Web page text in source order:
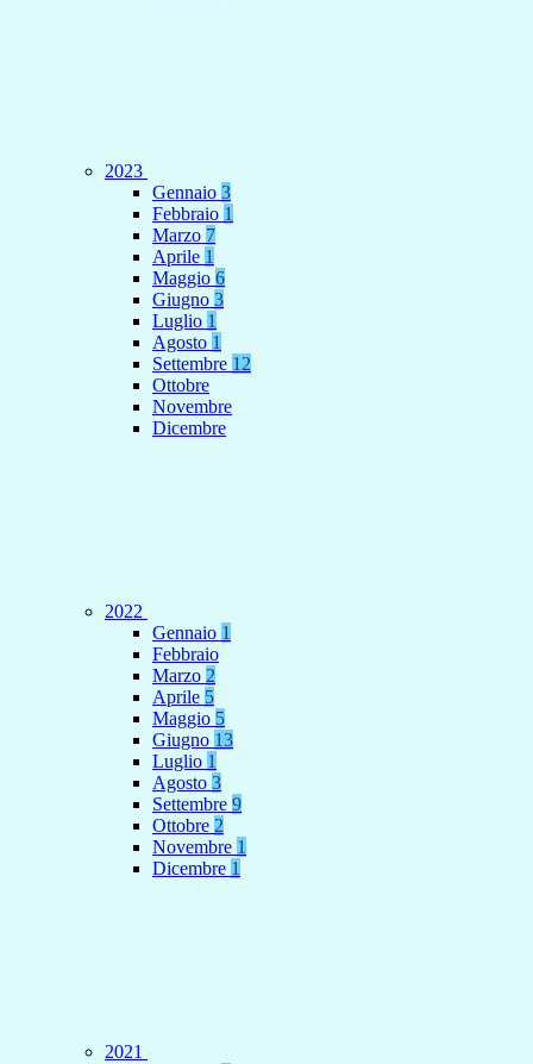
2023
Gennaio 3
Febbraio 1
Marzo 7
Aprile 1
Maggio 6
Giugno 3
Luglio 1
Agosto 1
Settembre 12
Ottobre
Novembre
Dicembre
2022
Gennaio 1
Febbraio
Marzo 2
Aprile 5
Maggio 5
Giugno 13
Luglio 1
Agosto 3
Settembre 9
Ottobre 2
Novembre 1
Dicembre 1
2021